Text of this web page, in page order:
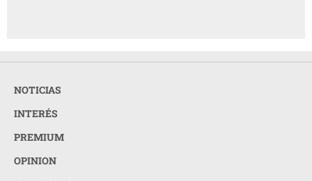
NOTICIAS
INTERÉS
PREMIUM
OPINION